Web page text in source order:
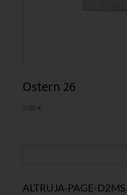
Ostern 26
5,00 €
ALTRUJA-PAGE-D2MS